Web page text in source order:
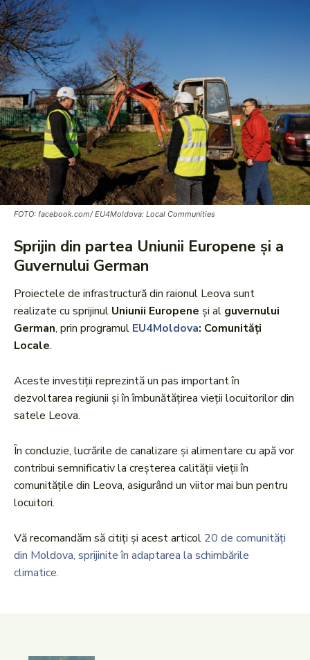
FOTO: facebook.com/ EU4Moldova: Local Communities
Sprijin din partea Uniunii Europene și a
Guvernului German
Proiectele de infrastructură din raionul Leova sunt
realizate cu sprijinul Uniunii Europene și al guvernului
German, prin programul EU4Moldova: Comunități
Locale.
Aceste investiții reprezintă un pas important în
dezvoltarea regiunii și în îmbunătățirea vieții locuitorilor din
satele Leova.
În concluzie, lucrările de canalizare și alimentare cu apă vor
contribui semnificativ la creșterea calității vieții în
comunitățile din Leova, asigurând un viitor mai bun pentru
locuitori.
Vă recomandăm să citiți și acest articol 20 de comunități
din Moldova, sprijinite în adaptarea la schimbările
climatice.